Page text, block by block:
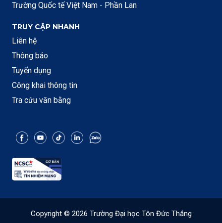
Trường Quốc tế Việt Nam - Phần Lan
TRUY CẬP NHANH
Liên hệ
Thông báo
Tuyển dụng
Công khai thông tin
Tra cứu văn bằng
Copyright © 2026 Trường Đại học Tôn Đức Thắng